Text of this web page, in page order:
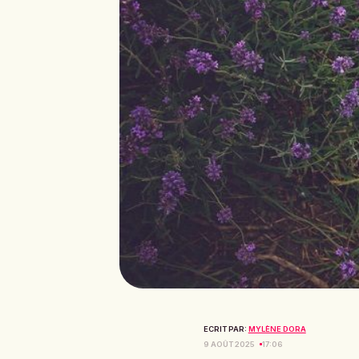
ECRIT PAR: MYLÈNE DORA
9 AOÛT 2025
17:06